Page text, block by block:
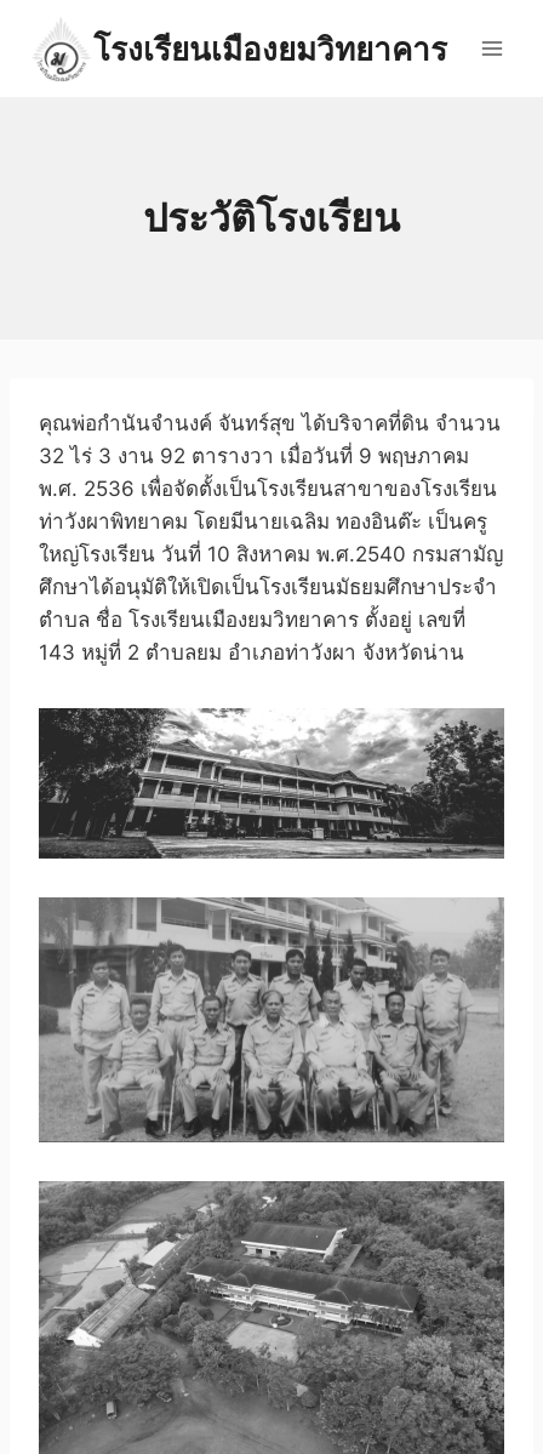
content
โรงเรียนเมืองยมวิทยาคาร
ประวัติโรงเรียน
คุณพ่อกำนันจำนงค์ จันทร์สุข ได้บริจาคที่ดิน จำนวน
32 ไร่ 3 งาน 92 ตารางวา เมื่อวันที่ 9 พฤษภาคม
พ.ศ. 2536 เพื่อจัดตั้งเป็นโรงเรียนสาขาของโรงเรียน
ท่าวังผาพิทยาคม โดยมีนายเฉลิม ทองอินต๊ะ เป็นครู
ใหญ่โรงเรียน วันที่ 10 สิงหาคม พ.ศ.2540 กรมสามัญ
ศึกษาได้อนุมัติให้เปิดเป็นโรงเรียนมัธยมศึกษาประจำ
ตำบล ชื่อ โรงเรียนเมืองยมวิทยาคาร ตั้งอยู่ เลขที่
143 หมู่ที่ 2 ตำบลยม อำเภอท่าวังผา จังหวัดน่าน